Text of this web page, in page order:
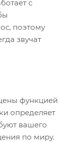
с
поэтому
звучат
функцией
определяет
вашего
по миру.